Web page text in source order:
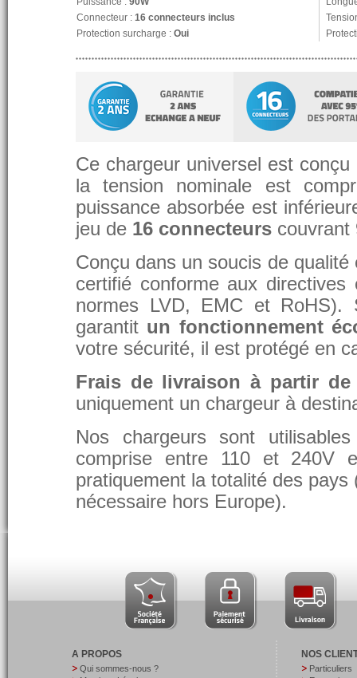
Connecteur : 16 connecteurs inclus
Protection surcharge : Oui
Ce chargeur universel est
la tension nominale est
puissance absorbée est
jeu de 16 connecteurs couvrant
Conçu dans un soucis de
certifié conforme aux
normes LVD, EMC et RoHS).
garantit un fonctionnement
votre sécurité, il est protégé en
Frais de livraison à partir de
uniquement un chargeur à
Nos chargeurs sont
comprise entre 110 et 240V
pratiquement la totalité des
nécessaire hors Europe).
A PROPOS
Qui sommes-nous ?
NOS
Particuliers